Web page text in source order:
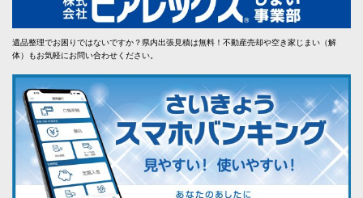
遺品整理でお困りではないですか？県内出張見積は無料！不動産売却や空き家じまい（解
体）もお気軽にお問い合わせください。